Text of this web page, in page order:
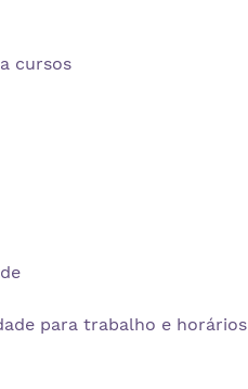
cursos
para trabalho e horários